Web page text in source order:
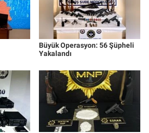
Büyük Operasyon: 56 Şüpheli
Yakalandı